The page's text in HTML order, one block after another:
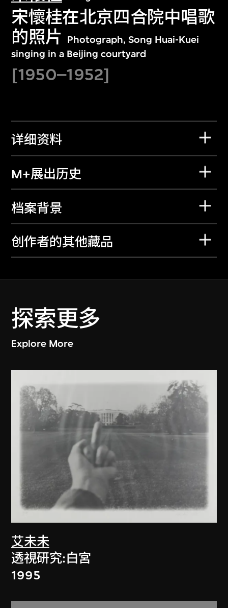
宋懷桂在北京四合院中唱歌
的照片 Photograph, Song Huai-Kuei
singing in a Beijing courtyard
[1950–1952]
详细资料
M+展出历史
档案背景
创作者的其他藏品
探索更多
Explore More
艾未未
透視研究:白宮
1995